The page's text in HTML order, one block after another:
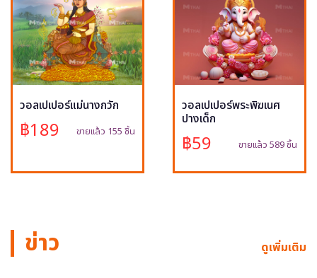
วอลเปเปอร์แม่นางกวัก
฿189 ขายแล้ว 155 ชิ้น
วอลเปเปอร์พระพิฆเนศ
ปางเด็ก
฿59 ขายแล้ว 589 ชิ้น
ข่าว ดูเพิ่มเติม